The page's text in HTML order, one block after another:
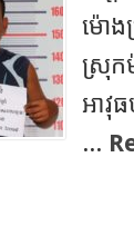
ម៉ោង​
ស្រុក​
អាវុ
...